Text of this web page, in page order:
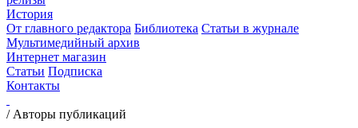
История
От главного редактора Библиотека Статьи в журнале
Мультимедийный архив
Интернет магазин
Статьи Подписка
Контакты
/ Авторы публикаций